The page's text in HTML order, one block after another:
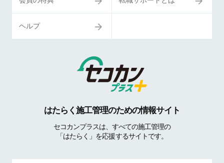
ヘルプ
はたらく施工管理のための情報サイト
セコカンプラスは、すべての施工管理の
「はたらく」を応援するサイトです。